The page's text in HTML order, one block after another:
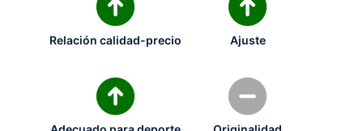
Relación calidad-precio Ajuste